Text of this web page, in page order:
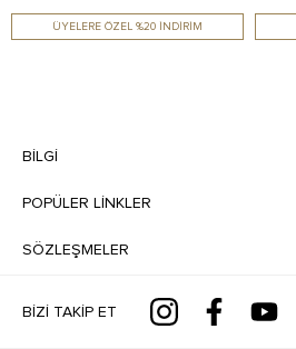
ÜYELERE ÖZEL %20 İNDİRİM
BILGI
POPÜLER LİNKLER
SÖZLEŞMELER
BIZI TAKIP ET